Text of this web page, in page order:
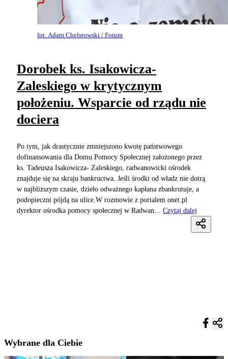
fot. Adam Chelstowski / Forum
Dorobek ks. Isakowicza-
Zaleskiego w krytycznym
położeniu. Wsparcie od rządu nie
dociera
Po tym, jak drastycznie zmniejszono kwotę państwowego
dofinansowania dla Domu Pomocy Społecznej założonego przez
ks. Tadeusza Isakowicza- Zaleskiego, radwanowicki ośrodek
znajduje się na skraju bankructwa. Jeśli środki od władz nie dotrą
w najbliższym czasie, dzieło odważnego kapłana zbankrutuje, a
podopieczni pójdą na ulice.W rozmowie z portalem onet.pl
dyrektor ośrodka pomocy społecznej w Radwan...
Czytaj dalej
Wybrane dla Ciebie